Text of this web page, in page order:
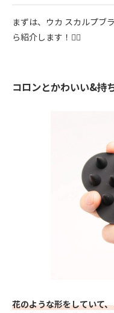
まずは、ウカ スカルプブ
ら紹介します！💁‍♀️
コロンとかわいい&持
花のような形をしていて